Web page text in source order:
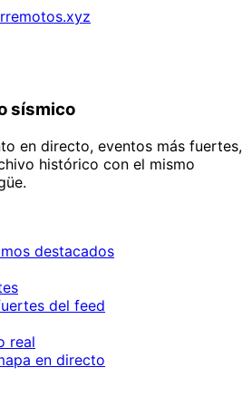
sísmico
en directo, eventos más fuertes,
histórico con el mismo
destacados
del feed
real
en directo